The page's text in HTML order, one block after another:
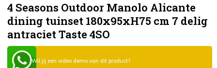
4 Seasons Outdoor Manolo Alicante
dining tuinset 180x95xH75 cm 7 delig
antraciet Taste 4SO
Wil jij een video demo van dit product?